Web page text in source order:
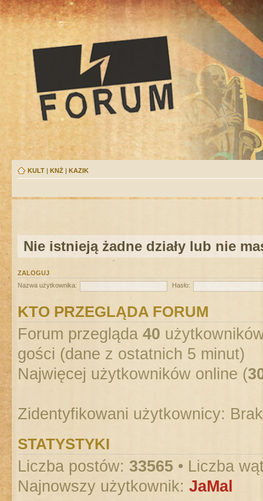
KULT | KNŻ | KAZIK
Nie istnieją żadne działy lub nie
ZALOGUJ
Nazwa użytkownika:
Hasło:
KTO PRZEGLĄDA FORUM
Forum przegląda 40
gości (dane z ostatnich 5 minut)
Najwięcej użytkowników online (
Zidentyfikowani użytkownicy:
STATYSTYKI
Liczba postów: 33565 • Liczba
Najnowszy użytkownik: JaMal